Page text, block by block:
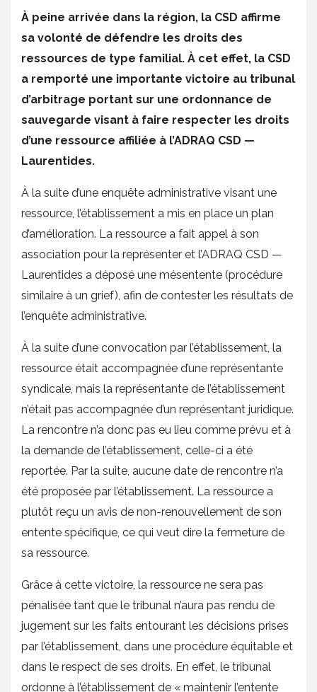
À peine arrivée dans la région, la CSD affirme
sa volonté de défendre les droits des
ressources de type familial. À cet effet, la CSD
a remporté une importante victoire au tribunal
d’arbitrage portant sur une ordonnance de
sauvegarde visant à faire respecter les droits
d’une ressource affiliée à l’ADRAQ CSD —
Laurentides.
À la suite d’une enquête administrative visant une
ressource, l’établissement a mis en place un plan
d’amélioration. La ressource a fait appel à son
association pour la représenter et l’ADRAQ CSD —
Laurentides a déposé une mésentente (procédure
similaire à un grief), afin de contester les résultats de
l’enquête administrative.
À la suite d’une convocation par l’établissement, la
ressource était accompagnée d’une représentante
syndicale, mais la représentante de l’établissement
n’était pas accompagnée d’un représentant juridique.
La rencontre n’a donc pas eu lieu comme prévu et à
la demande de l’établissement, celle-ci a été
reportée. Par la suite, aucune date de rencontre n’a
été proposée par l’établissement. La ressource a
plutôt reçu un avis de non-renouvellement de son
entente spécifique, ce qui veut dire la fermeture de
sa ressource.
Grâce à cette victoire, la ressource ne sera pas
pénalisée tant que le tribunal n’aura pas rendu de
jugement sur les faits entourant les décisions prises
par l’établissement, dans une procédure équitable et
dans le respect de ses droits. En effet, le tribunal
ordonne à l’établissement de « maintenir l’entente